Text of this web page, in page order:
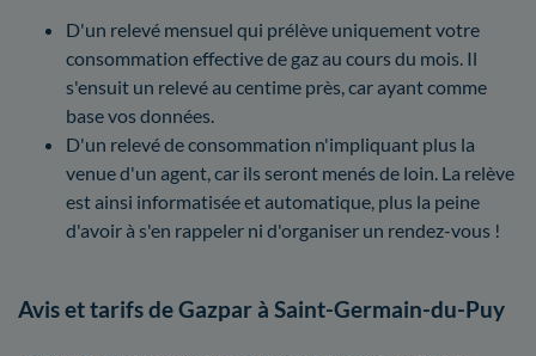
D'un relevé mensuel qui prélève uniquement votre
consommation effective de gaz au cours du mois. Il
s'ensuit un relevé au centime près, car ayant comme
base vos données.
D'un relevé de consommation n'impliquant plus la
venue d'un agent, car ils seront menés de loin. La relève
est ainsi informatisée et automatique, plus la peine
d'avoir à s'en rappeler ni d'organiser un rendez-vous !
Avis et tarifs de Gazpar à Saint-Germain-du-Puy